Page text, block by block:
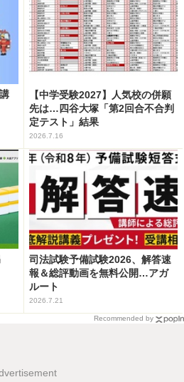
【中学受験2027】人気校の併願
先は…四谷大塚「第2回合不合判
定テスト」結果
2026.7.16
司法試験予備試験2026、解答速
報＆総評動画を無料公開…アガ
ルート
2026.7.21
Recommended by